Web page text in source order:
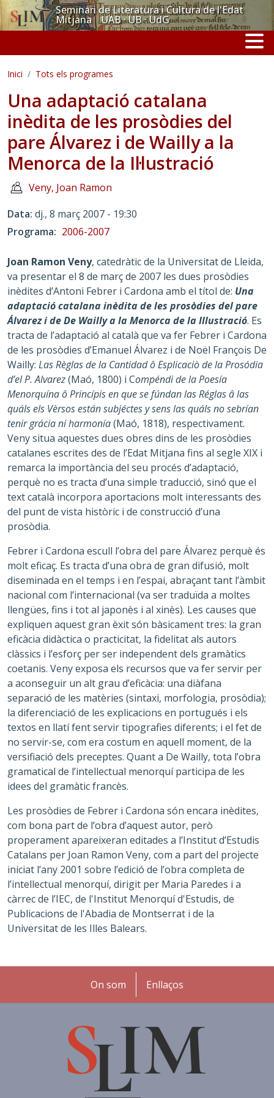
Vés al contingutSeminari de Literatura i Cultura de l'Edat
Mitjana UAB · UB · UdG
Inici Tots els programes
Una adaptació catalana
inèdita de les prosòdies del
pare Álvarez i de Wailly a la
Menorca de la Il·lustració
Veny, Joan Ramon
Data dj., 8 març 2007 - 19:30
Programa
2006-2007
Joan Ramon Veny, catedràtic de la Universitat de Lleida,
va presentar el 8 de març de 2007 les dues prosòdies
inèdites d’Antoni Febrer i Cardona amb el títol de: Una
adaptació catalana inèdita de les prosòdies del pare
Álvarez i de De Wailly a la Menorca de la Illustració. Es
tracta de l’adaptació al català que va fer Febrer i Cardona
de les prosòdies d’Emanuel Álvarez i de Noël François De
Wailly: Las Règlas de la Cantidad ô Esplicaciò de la Prosódia
d’el P. Alvarez(Maó, 1800) i Compéndi de la Poesía
Menorquína ô Princípis en que se fúndan las Réglas â las
quáls els Vèrsos están subjéctes y sens las quáls no sebrían
tenir grácia ni harmonía(Maó, 1818), respectivament.
Veny situa aquestes dues obres dins de les prosòdies
catalanes escrites des de l’Edat Mitjana fins al segle XIX i
remarca la importància del seu procés d’adaptació,
perquè no es tracta d’una simple traducció, sinó que el
text català incorpora aportacions molt interessants des
del punt de vista històric i de construcció d’una
prosòdia.
Febrer i Cardona escull l’obra del pare Álvarez perquè és
molt eficaç. Es tracta d’una obra de gran difusió, molt
diseminada en el temps i en l’espai, abraçant tant l’àmbit
nacional com l’internacional (va ser traduïda a moltes
llengües, fins i tot al japonès i al xinès). Les causes que
expliquen aquest gran èxit són bàsicament tres: la gran
eficàcia didàctica o practicitat, la fidelitat als autors
clàssics i l’esforç per ser independent dels gramàtics
coetanis. Veny exposa els recursos que va fer servir per
a aconseguir un alt grau d’eficàcia: una diàfana
separació de les matèries (sintaxi, morfologia, prosòdia);
la diferenciació de les explicacions en portugués i els
textos en llatí fent servir tipografies diferents; i el fet de
no servir-se, com era costum en aquell moment, de la
versifiació dels preceptes. Quant a De Wailly, tota l’obra
gramatical de l’intellectual menorquí participa de les
idees del gramàtic francès.
Les prosòdies de Febrer i Cardona són encara inèdites,
com bona part de l’obra d’aquest autor, però
properament apareixeran editades a l’Institut d’Estudis
Catalans per Joan Ramon Veny, com a part del projecte
iniciat l’any 2001 sobre l’edició de l’obra completa de
l’intellectual menorquí, dirigit per Maria Paredes i a
càrrec de l’IEC, de l'Institut Menorquí d'Estudis, de
Publicacions de l'Abadia de Montserrat i de la
Universitat de les Illes Balears.
Peu
On som Enllaços